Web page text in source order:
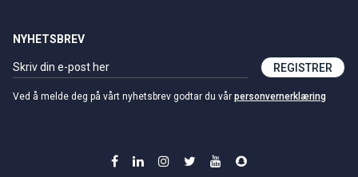
NYHETSBREV
REGISTRER
Ved å melde deg på vårt nyhetsbrev godtar du vår personvernerklæring